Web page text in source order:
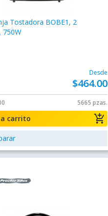
Tostadora BOBE1, 2
750W
Desde
$464.00
5665 pzas.
add_shopping_cart
a carrito